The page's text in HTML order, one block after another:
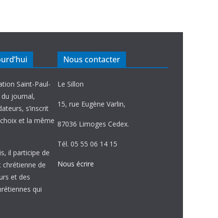
Saint-Paul-
journal,
s’inscrit
et la même
il participe de
chrétienne de
et des
qui
Nous contacter
Le Sillon
15, rue Eugène Varlin,
87036 Limoges Cedex.
Tél. 05 55 06 14 15
Nous écrire